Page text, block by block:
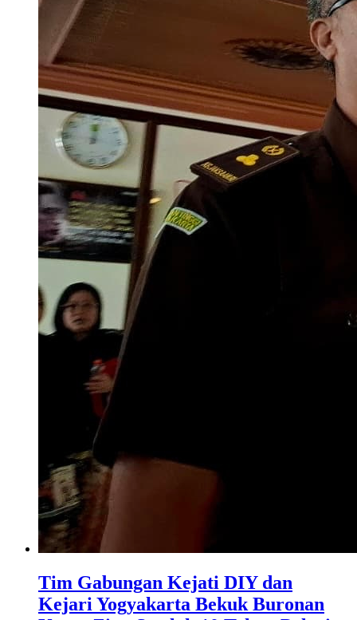
Tim Gabungan Kejati DIY dan
Kejari Yogyakarta Bekuk Buronan